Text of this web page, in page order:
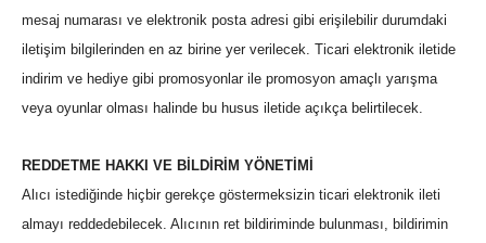
mesaj numarası ve elektronik posta adresi gibi erişilebilir durumdaki
iletişim bilgilerinden en az birine yer verilecek. Ticari elektronik iletide
indirim ve hediye gibi promosyonlar ile promosyon amaçlı yarışma
veya oyunlar olması halinde bu husus iletide açıkça belirtilecek.
REDDETME HAKKI VE BİLDİRİM YÖNETİMİ
Alıcı istediğinde hiçbir gerekçe göstermeksizin ticari elektronik ileti
almayı reddedebilecek. Alıcının ret bildiriminde bulunması, bildirimin